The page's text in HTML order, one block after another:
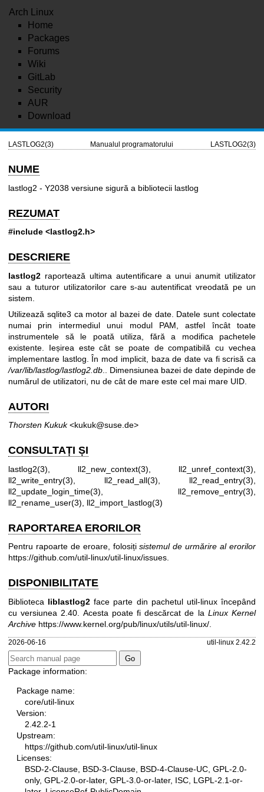
Arch Linux
Home
Packages
Forums
Wiki
GitLab
Security
AUR
Download
LASTLOG2(3) Manualul programatorului LASTLOG2(3)
NUME
lastlog2 - Y2038 versiune sigură a bibliotecii lastlog
REZUMAT
#include <lastlog2.h>
DESCRIERE
lastlog2 raportează ultima autentificare a unui anumit utilizator
sau a tuturor utilizatorilor care s-au autentificat vreodată pe un
sistem.
Utilizează sqlite3 ca motor al bazei de date. Datele sunt colectate
numai prin intermediul unui modul PAM, astfel încât toate
instrumentele să le poată utiliza, fără a modifica pachetele
existente. Ieșirea este cât se poate de compatibilă cu vechea
implementare lastlog. În mod implicit, baza de date va fi scrisă ca
/var/lib/lastlog/lastlog2.db .. Dimensiunea bazei de date depinde de
numărul de utilizatori, nu de cât de mare este cel mai mare UID.
AUTORI
Thorsten Kukuk<kukuk@suse.de>
CONSULTAȚI ȘI
lastlog2(3) ll2_new_context(3) ll2_unref_context(3)
ll2_write_entry(3)
ll2_read_all(3) ll2_read_entry(3)
ll2_update_login_time(3)
ll2_remove_entry(3)
ll2_rename_user(3)
ll2_import_lastlog(3)
RAPORTAREA ERORILOR
Pentru rapoarte de eroare, folosițisistemul de urmărire al erorilor
https://github.com/util-linux/util-linux/issues.
DISPONIBILITATE
Biblioteca liblastlog2 face parte din pachetul util-linux începând
cu versiunea 2.40. Acesta poate fi descărcat de la Linux Kernel
Archive https://www.kernel.org/pub/linux/utils/util-linux/
2026-06-16 util-linux 2.42.2
Package information:
Package name:
core/util-linux
Version:
2.42.2-1
Upstream:
https://github.com/util-linux/util-linux
Licenses:
BSD-2-Clause, BSD-3-Clause, BSD-4-Clause-UC, GPL-2.0-
only, GPL-2.0-or-later, GPL-3.0-or-later, ISC, LGPL-2.1-or-